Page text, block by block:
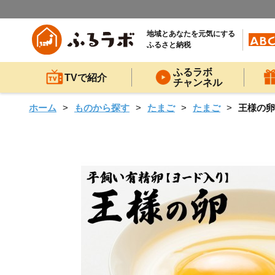
地域とあなたを元気にする
ふるさと納税
TVで紹介
ふるラボ
チャンネル
ホーム ものから探す たまご たまご 王様の